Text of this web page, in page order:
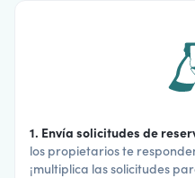
1. Envía solicitudes de
los propietarios te
¡multiplica las solicitudes